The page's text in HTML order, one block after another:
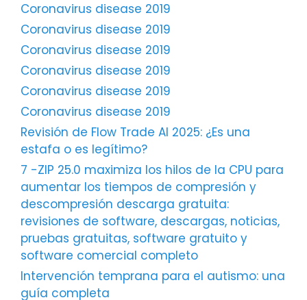
Coronavirus disease 2019
Coronavirus disease 2019
Coronavirus disease 2019
Coronavirus disease 2019
Coronavirus disease 2019
Coronavirus disease 2019
Revisión de Flow Trade AI 2025: ¿Es una
estafa o es legítimo?
7 -ZIP 25.0 maximiza los hilos de la CPU para
aumentar los tiempos de compresión y
descompresión descarga gratuita:
revisiones de software, descargas, noticias,
pruebas gratuitas, software gratuito y
software comercial completo
Intervención temprana para el autismo: una
guía completa